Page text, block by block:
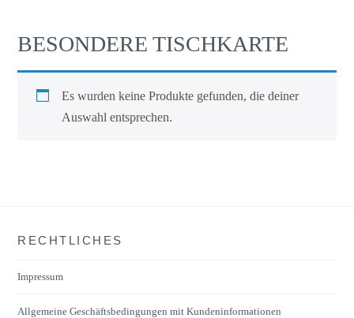
BESONDERE TISCHKARTE
Es wurden keine Produkte gefunden, die deiner
Auswahl entsprechen.
RECHTLICHES
Impressum
Allgemeine Geschäftsbedingungen mit Kundeninformationen